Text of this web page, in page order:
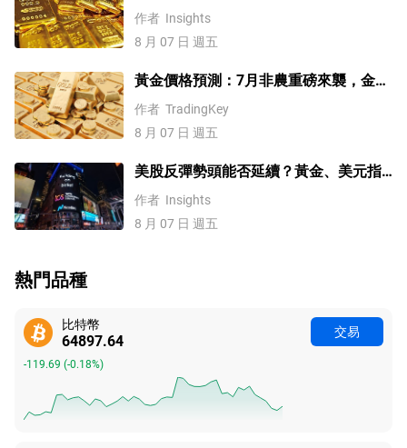
素預示金價升勢有望延續
作者 Insights
8 月 07 日 週五
黃金價格預測：7月非農重磅來襲，金價
站上4300美元後還能漲嗎？
作者 TradingKey
8 月 07 日 週五
美股反彈勢頭能否延續？黃金、美元指
數、費半指數、納指100技術分析
作者 Insights
8 月 07 日 週五
熱門品種
比特幣
64897.64
-119.69 (-0.18%)
交易